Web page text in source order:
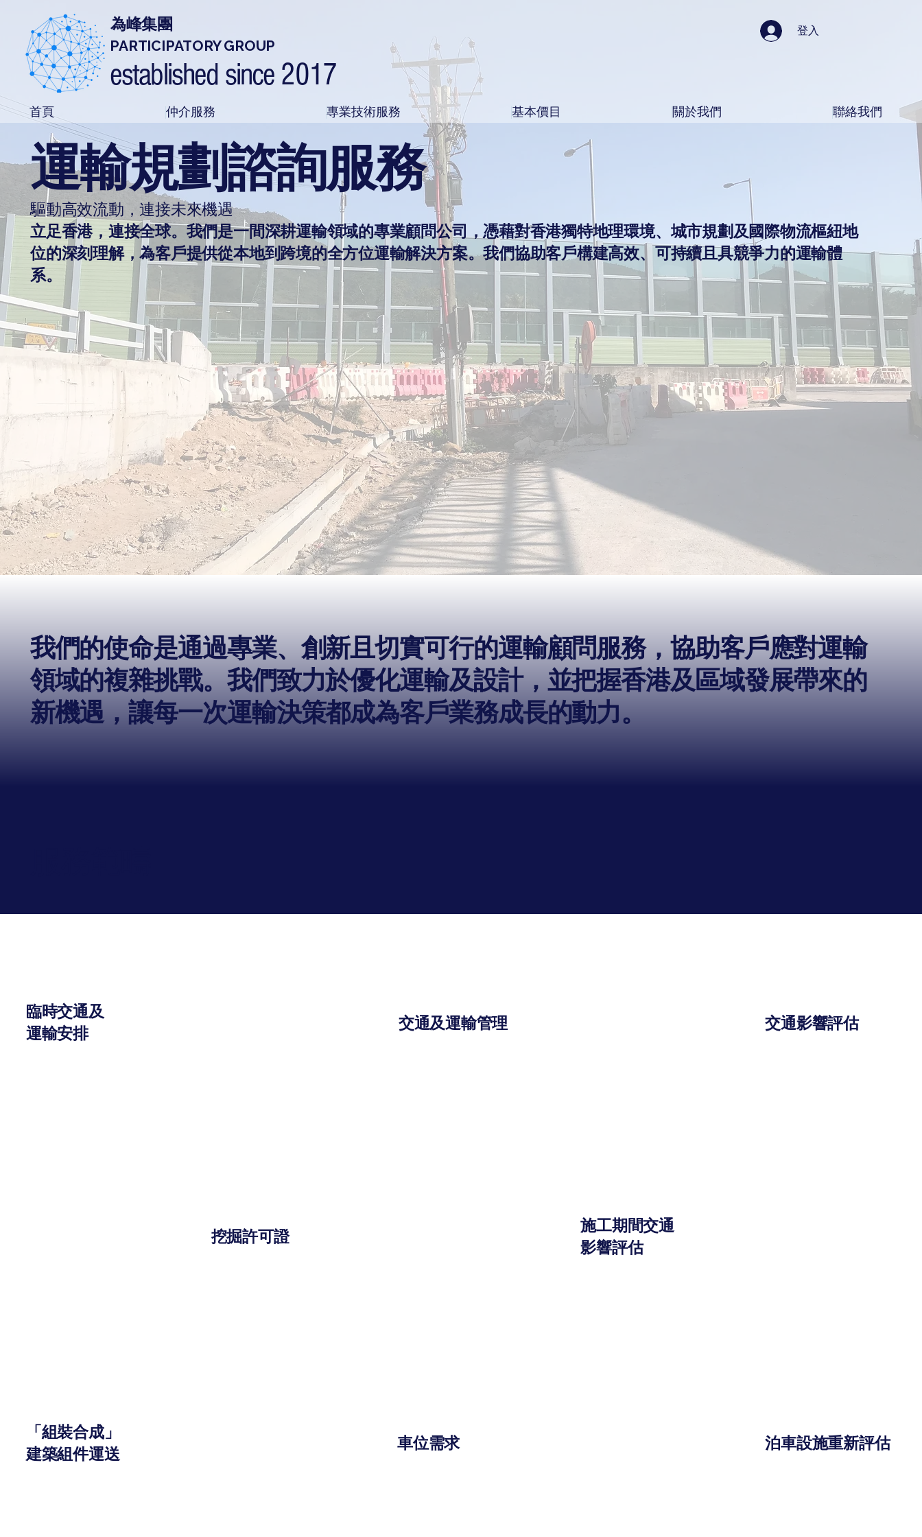
為峰集團
PARTICIPATORY GROUP
established since 2017
首頁 仲介服務 專業技術服務 基本價目 關於我們 聯絡我們
登入
運輸規劃諮詢服務
驅動高效流動，連接未來機遇
立足香港，連接全球。我們是一間深耕運輸領域的專業顧問公司，憑藉對香港獨特地理環境、城市規劃及國際物流樞紐地
位的深刻理解，為客戶提供從本地到跨境的全方位運輸解決方案。我們協助客戶構建高效、可持續且具競爭力的運輸體
系。
我們的使命是通過專業、創新且切實可行的運輸顧問服務，協助客戶應對運輸
領域的複雜挑戰。我們致力於優化運輸及設計，並把握香港及區域發展帶來的
新機遇，讓每一次運輸決策都成為客戶業務成長的動力。
挖掘許可證
施工期間交通
影響評估
「組裝合成」
建築組件運送
車位需求 泊車設施重新評估
臨時交通及
運輸安排
交通及運輸管理 交通影響評估